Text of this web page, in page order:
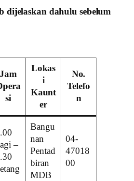
dijelaskan dahulu sebelum
Jam
si
Lokas
i
Kaunt
er
No.
Telefo
n
–
Bangu
nan
Pentad
biran
MDB
04-
47018
00